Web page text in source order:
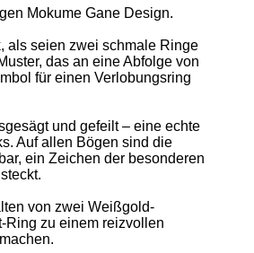
Mokume Gane Design.
als seien zwei schmale Ringe
das an eine Abfolge von
für einen Verlobungsring
und gefeilt – eine echte
Auf allen Bögen sind die
ein Zeichen der besonderen
von zwei Weißgold-
Ring zu einem reizvollen